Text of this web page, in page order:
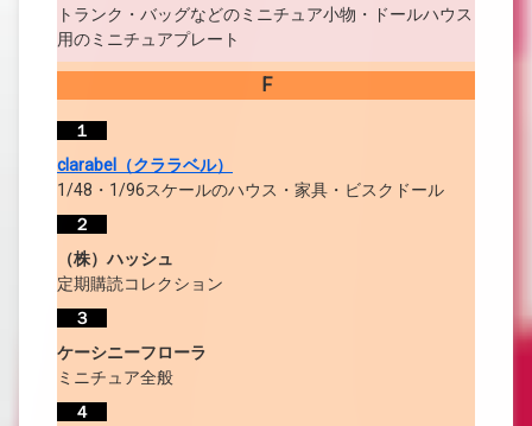
トランク・バッグなどのミニチュア小物・ドールハウス
用のミニチュアプレート
F
１
clarabel（クララベル）
1/48・1/96スケールのハウス・家具・ビスクドール
２
（株）ハッシュ
定期購読コレクション
３
ケーシニーフローラ
ミニチュア全般
４